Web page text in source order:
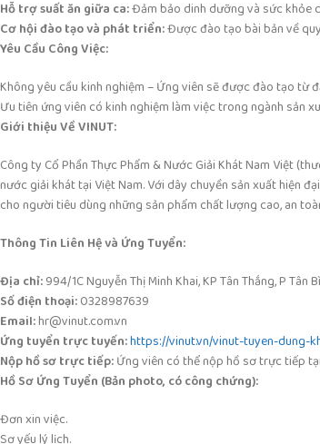
Hỗ trợ suất ăn giữa ca:Đảm bảo dinh dưỡng và sức khỏe
Cơ hội đào tạo và phát triển:Được đào tạo bài bản về
Yêu Cầu Công Việc:
Không yêu cầu kinh nghiệm – Ứng viên sẽ được đào tạo từ
Ưu tiên ứng viên có kinh nghiệm làm việc trong ngành sản
Giới thiệu Về VINUT:
Công ty Cổ Phần Thực Phẩm & Nước Giải Khát Nam Việt
nước giải khát tại Việt Nam. Với dây chuyền sản xuất hiện
cho người tiêu dùng những sản phẩm chất lượng cao, an
Thông Tin Liên Hệ và Ứng Tuyển:
Địa chỉ:994/1C Nguyễn Thị Minh Khai, KP Tân Thắng, P Tân
Số điện thoại:0328987639
Email:hr@vinut.com.vn
Ứng tuyển trực tuyến:https://vinut.vn/vinut-tuyen-dung-
Nộp hồ sơ trực tiếp:Ứng viên có thể nộp hồ sơ trực tiếp
Hồ Sơ Ứng Tuyển (Bản photo, có công chứng):
Đơn xin việc.
Sơ yếu lý lịch.